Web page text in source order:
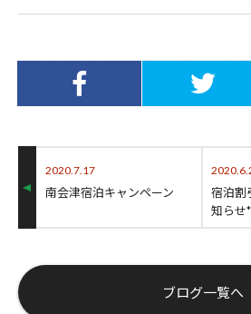
Facebookでシ
ェア
Twitterでシェ
ア
2020.7.17
南会津宿泊キャンペーン
宿泊割
知らせ*
ブログ一覧へ